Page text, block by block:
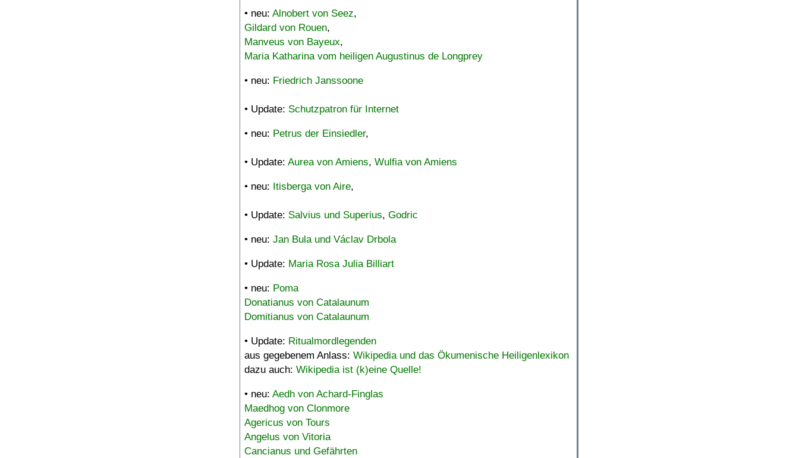
• neu: Alnobert von Seez,
Gildard von Rouen,
Manveus von Bayeux,
Maria Katharina vom heiligen Augustinus de Longprey
• neu: Friedrich Janssoone
• Update: Schutzpatron für Internet
• neu: Petrus der Einsiedler,
• Update: Aurea von Amiens, Wulfia von Amiens
• neu: Itisberga von Aire,
• Update: Salvius und Superius, Godric
• neu: Jan Bula und Václav Drbola
• Update: Maria Rosa Julia Billiart
• neu: Poma
Donatianus von Catalaunum
Domitianus von Catalaunum
• Update: Ritualmordlegenden
aus gegebenem Anlass: Wikipedia und das Ökumenische Heiligenlexikon
dazu auch: Wikipedia ist (k)eine Quelle!
• neu: Aedh von Achard-Finglas
Maedhog von Clonmore
Agericus von Tours
Angelus von Vitoria
Cancianus und Gefährten